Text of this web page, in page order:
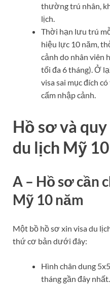
thường trú nhân,
lịch.
Thời hạn lưu trú
hiệu lực 10 năm,
cảnh do nhân viên
tối đa 6 tháng). Ở
visa sai mục đích
cấm nhập cảnh.
Hồ sơ và
du lịch Mỹ
A – Hồ sơ cần
Mỹ 10 năm
Một bồ hồ sơ xin visa du
thứ cơ bản dưới đây:
Hình chân dung
tháng gần đây nhất.